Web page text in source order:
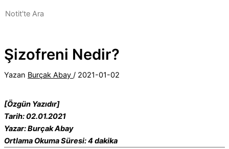
Şizofreni Nedir?
Yazan Burçak Abay / 2021-01-02
[Özgün Yazıdır]
Tarih: 02.01.2021
Yazar: Burçak Abay
Ortlama Okuma Süresi: 4 dakika